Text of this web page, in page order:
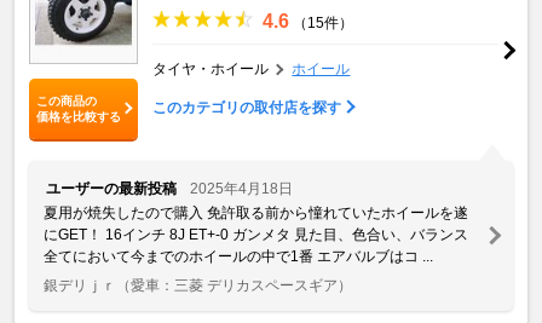
この商品の
価格を比較する
4.6 （15件）
タイヤ・ホイール ホイール
このカテゴリの取付店を探す
ユーザーの最新投稿
2025年4月18日
夏用が焼失したので購入 免許取る前から憧れていたホイールを遂
にGET！ 16インチ 8J ET+-0 ガンメタ 見た目、色合い、バランス
全てにおいて今までのホイールの中で1番 エアバルブはコ ...
銀デリｊｒ
（愛車：三菱 デリカスペースギア）